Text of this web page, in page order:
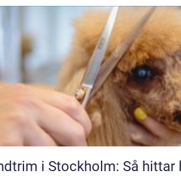
i Stockholm: Så hittar